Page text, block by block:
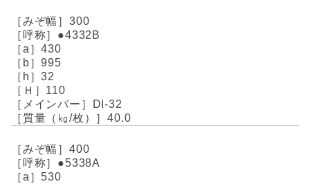
300
●4332B
430
995
32
110
DI-32
40.0
400
●5338A
530